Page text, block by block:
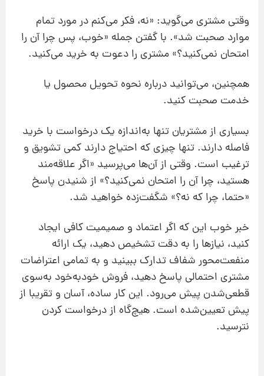
وقتی مشتری می‌گوید: «نه، فکر می‌کنم در مورد تمام
موارد صحبت شد». با گفتن جمله «خوب، پس چرا آن ‌را
امتحان نمی‌کنید؟» مشتری را دعوت به خرید می‌کنید.
همچنین، می‌توانید درباره نحوه تحویل محصول یا
خدمت صحبت کنید.
بسیاری از مشتریان تنها به‌اندازه یک درخواست با خرید
فاصله دارند. تنها چیزی که احتیاج دارند کمی تشویق و
ترغیب است. وقتی از آن‌ها می‌پرسید «اگر علاقه‌مند
هستید، چرا آن ‌را امتحان نمی‌کنید؟» از شنیدن پاسخ
«حتما، چرا که نه؟» شگفت‌زده خواهید شد.
خبر خوب این که اگر اعتماد و صمیمیت کافی ایجاد
کنید، نیازها را به‌ دقت تشخیص دهید، یک ارائه
منفعت‌محور شفاف تدارک ببینید و به تمامی اعتراضات
مشتری احتمالی پاسخ دهید، فروش خود‌به‌خود به‌سوی
قطعی‌شدن پیش می‌رود. این کار ساده، آسان و تقریبا از
پیش تعیین‌شده است. هیچ‌گاه از درخواست کردن
نترسید.